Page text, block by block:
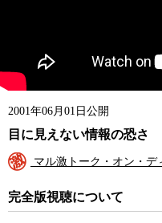
2001年06月01日公開
目に見えない情報の恐さ
マル激トーク・オン・デ
完全版視聴について